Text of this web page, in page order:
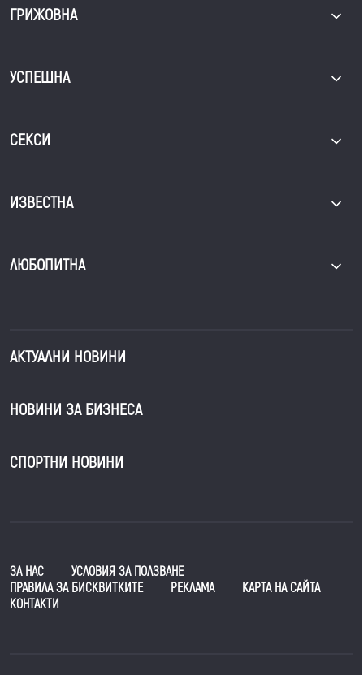
ГРИЖОВНА
УСПЕШНА
СЕКСИ
ИЗВЕСТНА
ЛЮБОПИТНА
АКТУАЛНИ НОВИНИ
НОВИНИ ЗА БИЗНЕСА
СПОРТНИ НОВИНИ
ЗА НАС
УСЛОВИЯ ЗА ПОЛЗВАНЕ
ПРАВИЛА ЗА БИСКВИТКИТЕ
РЕКЛАМА
КАРТА НА САЙТА
КОНТАКТИ